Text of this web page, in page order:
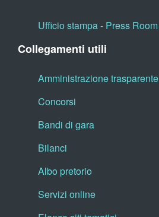
Ufficio stampa - Press Room
Collegamenti utili
Amministrazione trasparente
Concorsi
Bandi di gara
Bilanci
Albo pretorio
Servizi online